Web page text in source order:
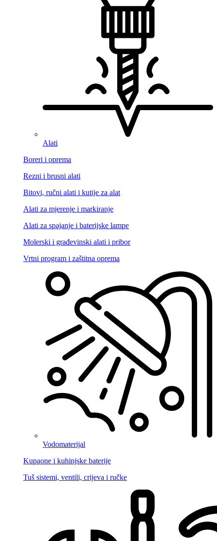
Alati
Boreri i oprema
Rezni i brusni alati
Bitovi, ručni alati i kutije za alat
Alati za mjerenje i markiranje
Alati za spajanje i baterijske lampe
Molerski i građevinski alati i pribor
Vrtni program i zaštitna oprema
Vodomaterijal
Kupaone i kuhinjske baterije
Tuš sistemi, ventili, crijeva i ručke